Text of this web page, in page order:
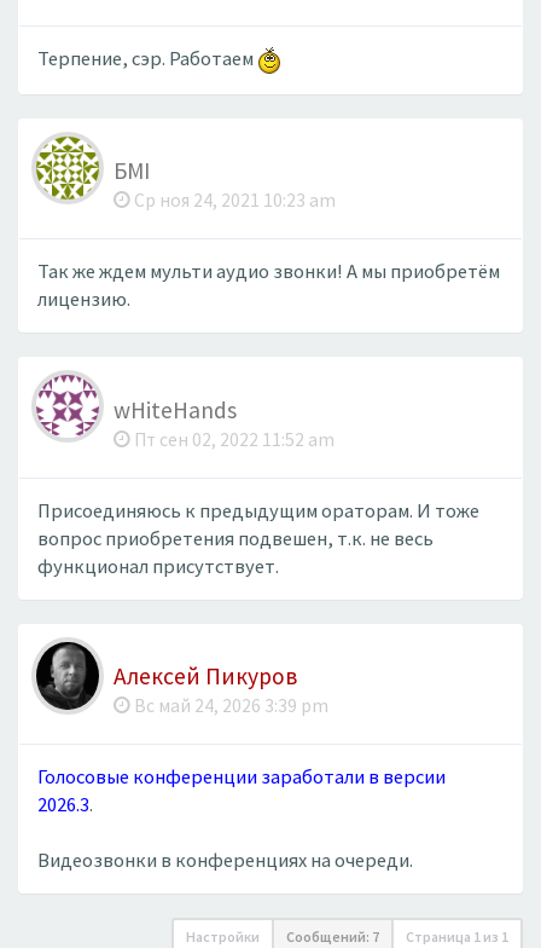
Терпение, сэр. Работаем
БМІ
Ср ноя 24, 2021 10:23 am
Так же ждем мульти аудио звонки! А мы приобретём
лицензию.
wHiteHands
Пт сен 02, 2022 11:52 am
Присоединяюсь к предыдущим ораторам. И тоже
вопрос приобретения подвешен, т.к. не весь
функционал присутствует.
Алексей Пикуров
Вс май 24, 2026 3:39 pm
Голосовые конференции заработали в версии
2026.3.
Видеозвонки в конференциях на очереди.
Настройки Сообщений: 7 Страница 1 из 1